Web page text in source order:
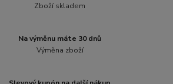
Zboží skladem
Na výměnu máte 30 dnů
Výměna zboží